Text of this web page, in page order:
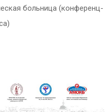
больница (конференц-